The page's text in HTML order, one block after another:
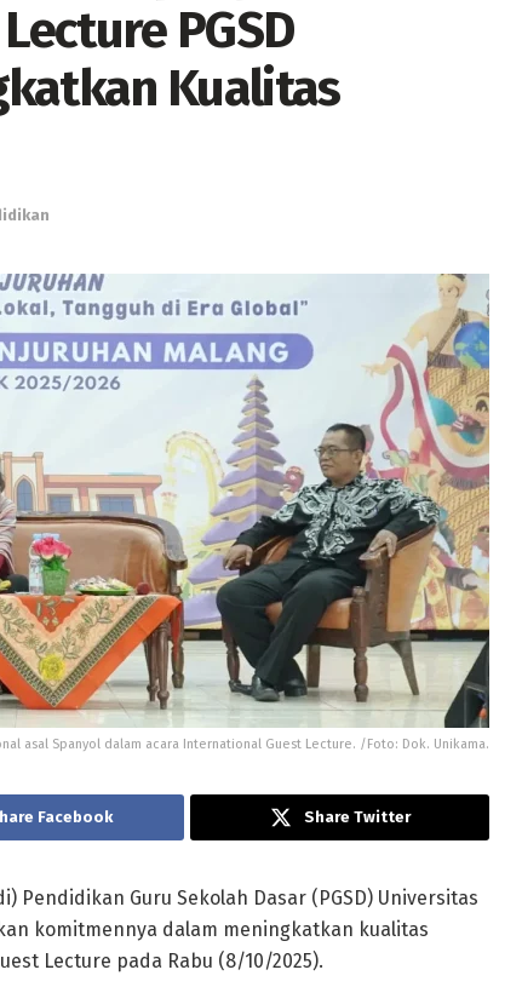
PGSD
Kualitas
asal Spanyol dalam acara International Guest Lecture. /Foto: Dok. Unikama.
Facebook Share Twitter
Pendidikan Guru Sekolah Dasar (PGSD) Universitas
komitmennya dalam meningkatkan kualitas
Lecture pada Rabu (8/10/2025).